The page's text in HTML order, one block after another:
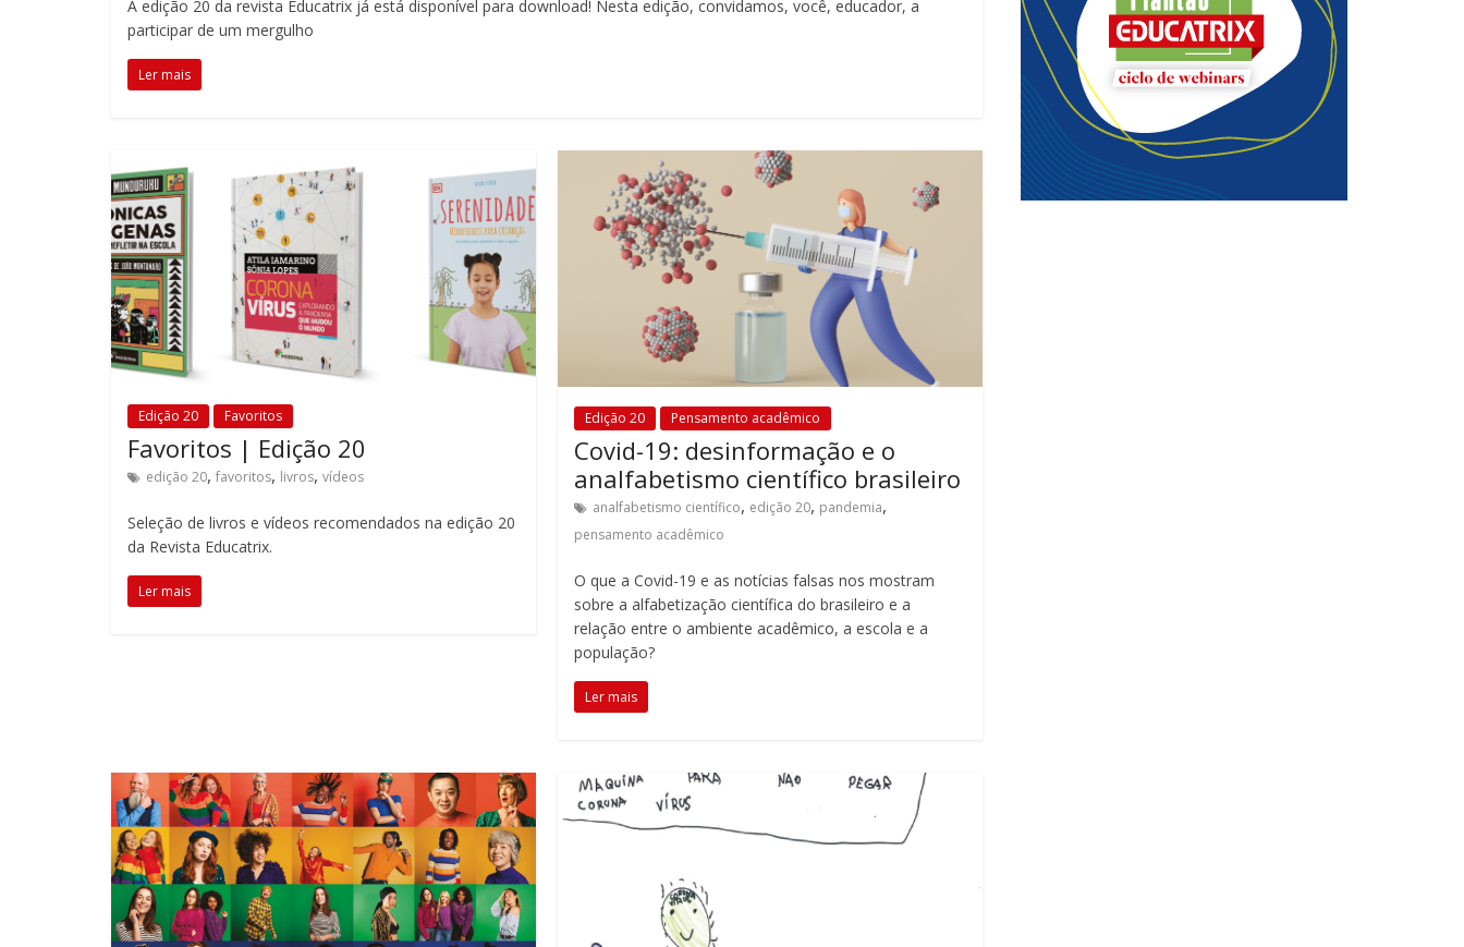
em
sala
de
aula,
transformador
da
escola
para
expandir
as
perspectivas
e
acompanhar
as
realizações
dos
Esse
propósito
A edição 20 da revista Educatrix já está disponível para download! Nesta edição, convidamos, você, educador, a
participar de um mergulho
Ler mais
Edição 20 Favoritos
Favoritos | Edição 20
edição 20, favoritos, livros, vídeos
Seleção de livros e vídeos recomendados na edição 20
da Revista Educatrix.
Ler mais
Edição 20 Pensamento acadêmico
Covid-19: desinformação e o
analfabetismo científico brasileiro
analfabetismo científico, edição 20, pandemia,
pensamento acadêmico
O que a Covid-19 e as notícias falsas nos mostram
sobre a alfabetização científica do brasileiro e a
relação entre o ambiente acadêmico, a escola e a
população?
Ler mais